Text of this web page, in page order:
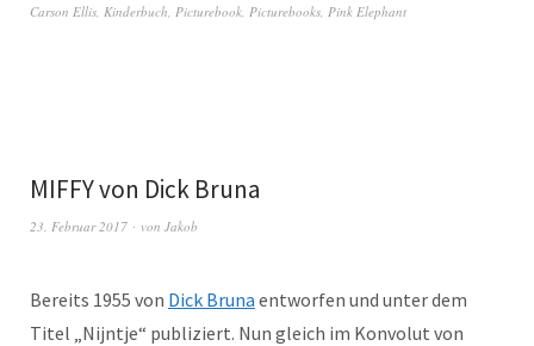
Carson Ellis, Kinderbuch, Picturebook, Picturebooks, Pink Elephant
MIFFY von Dick Bruna
23. Februar 2017 von Jakob
Bereits 1955 von Dick Bruna entworfen und unter dem
Titel „Nijntje“ publiziert. Nun gleich im Konvolut von